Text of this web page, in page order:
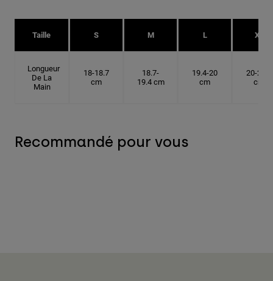
Taille S M L XL
Longueur
De La
Main
18-18.7
cm
18.7-
19.4 cm
19.4-20
cm
20-20.6
cm
Recommandé pour vous